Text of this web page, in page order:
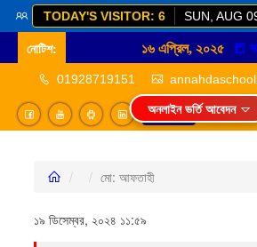
TODAY'S VISITOR: 6 SUN, AUG
নোটিশ: ১৬ এপ্রিল, ২০২৫
01928719151
Login
অনলাইন ভর্তি আবেদন
মো: আফতাহী
১৯ ডিসেম্বর, ২০২৪ ১১:৫৯